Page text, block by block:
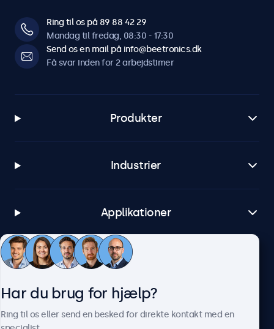
Ring til os på 89 88 42 29
Mandag til fredag, 08:30 - 17:30
Send os en mail på info@beetronics.dk
Få svar inden for 2 arbejdstimer
Produkter
Industrier
Applikationer
Kundeservice
Har du brug for hjælp?
Ring til os eller send en besked for direkte kontakt med en